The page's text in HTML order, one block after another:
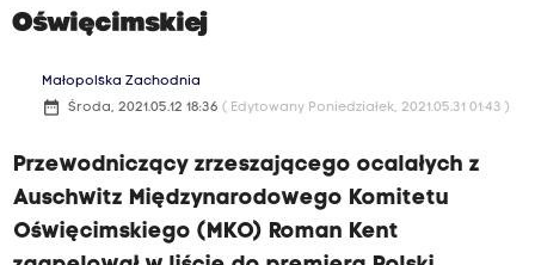
Oświęcimskiej
Małopolska Zachodnia
date_range Środa, 2021.05.12 18:36 ( Edytowany Poniedziałek, 2021.05.31 01:43 )
Przewodniczący zrzeszającego ocalałych z
Auschwitz Międzynarodowego Komitetu
Oświęcimskiego (MKO) Roman Kent